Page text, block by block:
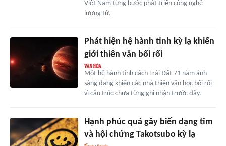
Việt Nam từng bước phát triển công nghệ
lượng tử.
Phát hiện hệ hành tinh kỳ lạ khiến
giới thiên văn bối rối
Một hệ hành tinh cách Trái Đất 71 năm ánh
sáng đang khiến các nhà thiên văn học bối rối
vì cấu trúc chưa từng ghi nhận trước đây.
Hạnh phúc quá gây biến dạng tim
và hội chứng Takotsubo kỳ lạ